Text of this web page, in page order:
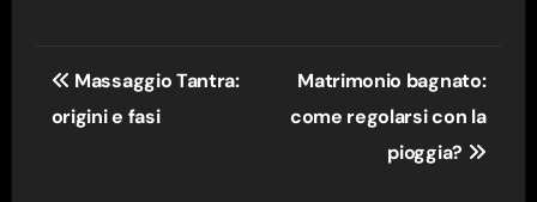
Navigazione
articoli
Massaggio Tantra:
origini e fasi
Matrimonio bagnato:
come regolarsi con la
pioggia?